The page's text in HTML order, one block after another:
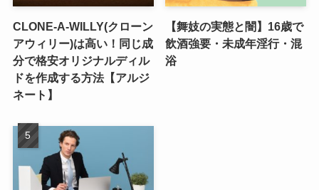
CLONE-A-WILLY(クローン
アウィリー)は高い！同じ成
分で格安オリジナルディル
ドを作成する方法【アルジ
ネート】
【舞妓の実態と闇】16歳で
飲酒強要・未成年淫行・混
浴